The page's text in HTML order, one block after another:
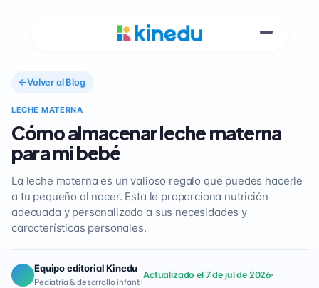
Volver al Blog
LECHE MATERNA
Cómo almacenar leche materna
para mi bebé
La leche materna es un valioso regalo que puedes hacerle
a tu pequeño al nacer. Esta le proporciona nutrición
adecuada y personalizada a sus necesidades y
características personales.
Equipo editorial Kinedu
Pediatría & desarrollo infantil
Actualizado el 7 de jul de 2026